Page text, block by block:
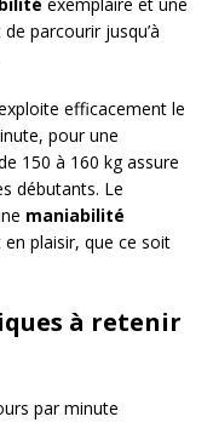
parcourir jusqu’à
efficacement le
pour une
150 à 160 kg assure
débutants. Le
maniabilité
plaisir, que ce soit
à retenir
par minute